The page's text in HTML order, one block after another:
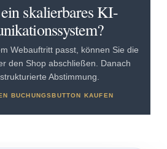
skalierbares KI-
Webauftritt passt, können Sie die
den Shop abschließen. Danach
Abstimmung.
BUCHUNGSBUTTON KAUFEN